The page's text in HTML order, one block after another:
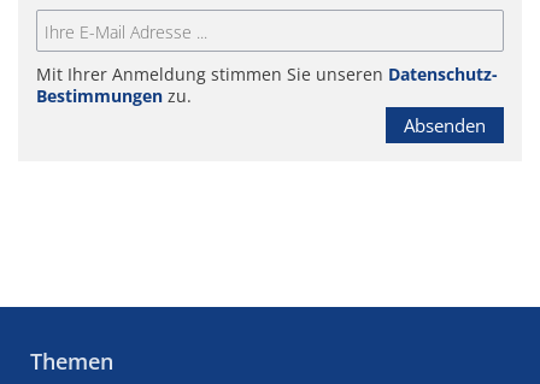
Mit Ihrer Anmeldung stimmen Sie unseren Datenschutz-
Bestimmungen zu.
Absenden
Themen